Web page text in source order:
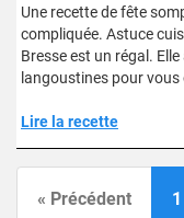
Une recette de fête
compliquée. Astuce
Bresse est un régal.
langoustines pour
Lire la recette
« Précédent 1